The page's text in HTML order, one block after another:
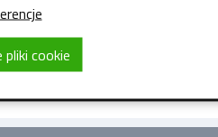
głównej pomocy
cookie